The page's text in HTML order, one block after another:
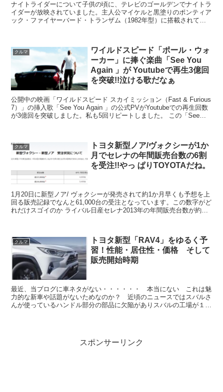
ナイトライダーについて子供の頃に、テレビのゴールデンでナイトラ
イダーが放映されていました。主人公マイケルと黒塗りのポンティア
ック・ファイヤーバード・トランザム（1982年型）に搭載されてい
クルマ
ワイルドスピード「ポール・ウォ
ーカー」に捧ぐ楽曲「See You
Again 」が Youtubeで再生3億回
を突破!!泣ける歌だなぁ
公開中の映画「ワイルドスピード スカイミッション（Fast & Furious
7）」の挿入歌「See You Again 」の公式PVがYoutubeでの再生回数
が3億回を突破しました。私も5回リピートしました。 この「See
クルマ
トヨタ新型ノア/ヴォクシーが1か
月でセレナの年間販売台数の6割
を受注!!やっ ぱりTOYOTAだね。
1月20日に新型ノア/ ヴォクシーが発売されて約1か月早くも予想を上
回る販売記録でなんと61,000台の受注となっています。この数字がど
れだけスゴイのか ライバル日産セレナ2013年の年間販売台数が約
クルマ
トヨタ新型「RAV4」をゆるく予
習！性能・居住性・価格 そして
販売開始時期
最近、当ブログに車ネタがない・・・・・・ 本当にない これは魅
力的な新車や話題がないためなのか？ 近頃のニュースではスバルさ
んが使っているハンドル部分の部品に欠陥がありスバルの工場が１週
スポンサーリンク